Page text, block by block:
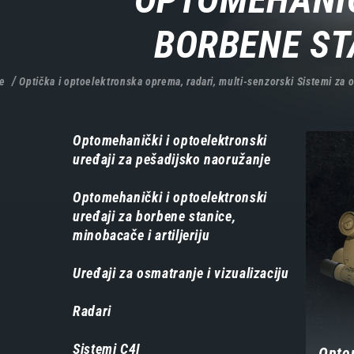
BORBENE
Optička i optoelektronska oprema, radari, multi-senzorski Sistemi
Навигација
-
производи
Optomehanički i optoelektronski
uređaji za pešadijsko naoružanje
Optomehanički i optoelektronski
uređaji za borbene stanice,
minobacače i artiljeriju
Uređaji za osmatranje i vizualizaciju
Radari
Sistemi C4I